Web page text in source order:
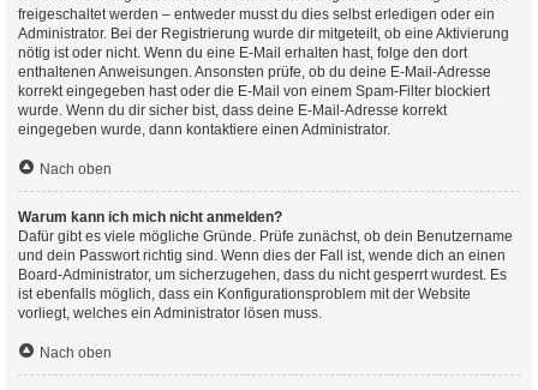
freigeschaltet werden – entweder musst du dies selbst erledigen oder ein
Administrator. Bei der Registrierung wurde dir mitgeteilt, ob eine Aktivierung
nötig ist oder nicht. Wenn du eine E-Mail erhalten hast, folge den dort
enthaltenen Anweisungen. Ansonsten prüfe, ob du deine E-Mail-Adresse
korrekt eingegeben hast oder die E-Mail von einem Spam-Filter blockiert
wurde. Wenn du dir sicher bist, dass deine E-Mail-Adresse korrekt
eingegeben wurde, dann kontaktiere einen Administrator.
Nach oben
Warum kann ich mich nicht anmelden?
Dafür gibt es viele mögliche Gründe. Prüfe zunächst, ob dein Benutzername
und dein Passwort richtig sind. Wenn dies der Fall ist, wende dich an einen
Board-Administrator, um sicherzugehen, dass du nicht gesperrt wurdest. Es
ist ebenfalls möglich, dass ein Konfigurationsproblem mit der Website
vorliegt, welches ein Administrator lösen muss.
Nach oben